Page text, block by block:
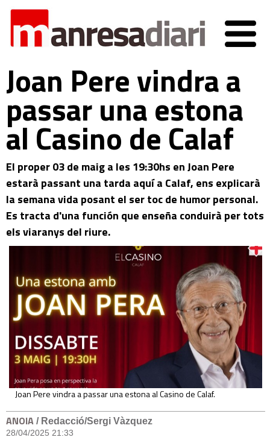
Joan Pere vindra a
passar una estona
al Casino de Calaf
El proper 03 de maig a les 19:30hs en Joan Pere
estarà passant una tarda aquí a Calaf, ens explicarà
la semana vida posant el ser toc de humor personal.
Es tracta d'una función que enseña conduirà per tots
els viaranys del riure.
Joan Pere vindra a passar una estona al Casino de Calaf.
ANOIA / Redacció/Sergi Vàzquez
28/04/2025 21:33